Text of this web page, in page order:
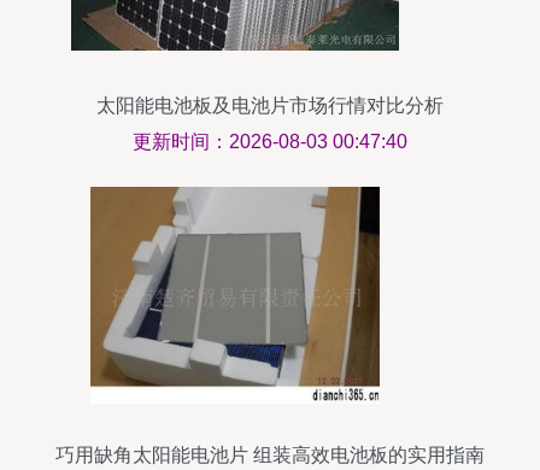
太阳能电池板及电池片市场行情对比分析
更新时间：2026-08-03 00:47:40
巧用缺角太阳能电池片 组装高效电池板的实用指南